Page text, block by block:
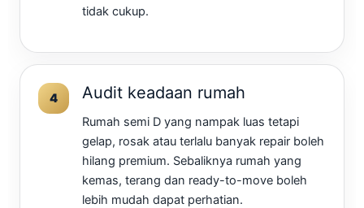
tidak cukup.
Audit keadaan rumah
Rumah semi D yang nampak luas tetapi
gelap, rosak atau terlalu banyak repair boleh
hilang premium. Sebaliknya rumah yang
kemas, terang dan ready-to-move boleh
lebih mudah dapat perhatian.